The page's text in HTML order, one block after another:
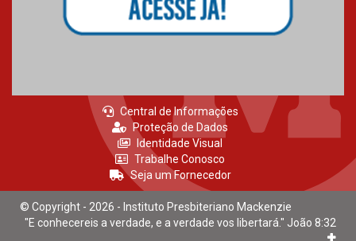
Central de Informações
Proteção de Dados
Identidade Visual
Trabalhe Conosco
Seja um Fornecedor
© Copyright - 2026 - Instituto Presbiteriano Mackenzie
"E conhecereis a verdade, e a verdade vos libertará." João 8:32